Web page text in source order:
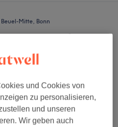
Mitte, Bonn
und Cookies von
zu personalisieren,
und unseren
Wir geben auch